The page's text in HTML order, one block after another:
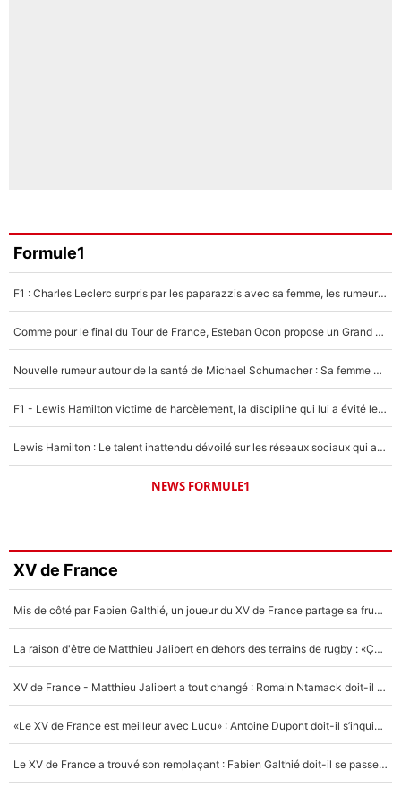
Formule1
F1 : Charles Leclerc surpris par les paparazzis avec sa femme, les rumeurs étaient vraies !
Comme pour le final du Tour de France, Esteban Ocon propose un Grand Prix de Formule 1 à Paris : «Autour de l’Arc de Triomphe, ce serait génial» !
Nouvelle rumeur autour de la santé de Michael Schumacher : Sa femme Corinna sort du silence
F1 - Lewis Hamilton victime de harcèlement, la discipline qui lui a évité le pire : «J'aurais probablement mal tourné»
Lewis Hamilton : Le talent inattendu dévoilé sur les réseaux sociaux qui a impressionné Kim Kardashian pendant leurs vacances en amoureux !
NEWS FORMULE1
XV de France
Mis de côté par Fabien Galthié, un joueur du XV de France partage sa frustration : «ils ne me l’ont pas dit tout de suite»
La raison d'être de Matthieu Jalibert en dehors des terrains de rugby : «Ça m'atteint autant que si tu touches à un membre de ma famille»
XV de France - Matthieu Jalibert a tout changé : Romain Ntamack doit-il s’inquiéter pour sa place à un an de la Coupe du monde ?
«Le XV de France est meilleur avec Lucu» : Antoine Dupont doit-il s’inquiéter pour sa place ?
Le XV de France a trouvé son remplaçant : Fabien Galthié doit-il se passer d'Antoine Dupont ?